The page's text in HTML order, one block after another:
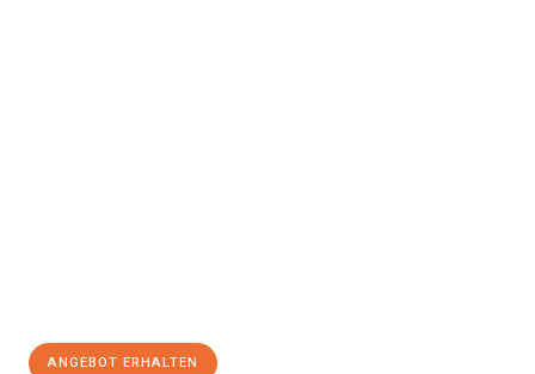
ANGEBOT ERHALTEN